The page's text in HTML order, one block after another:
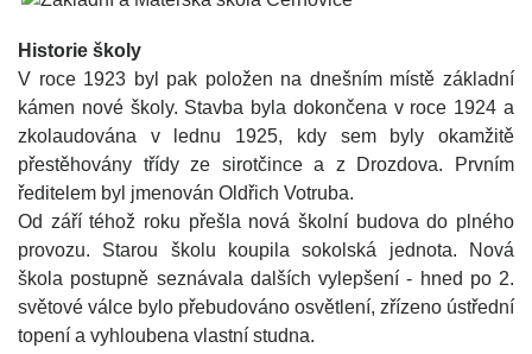
Historie školy
V roce 1923 byl pak položen na dnešním místě základní
kámen nové školy. Stavba byla dokončena v roce 1924 a
zkolaudována v lednu 1925, kdy sem byly okamžitě
přestěhovány třídy ze sirotčince a z Drozdova. Prvním
ředitelem byl jmenován Oldřich Votruba.
Od září téhož roku přešla nová školní budova do plného
provozu. Starou školu koupila sokolská jednota. Nová
škola postupně seznávala dalších vylepšení - hned po 2.
světové válce bylo přebudováno osvětlení, zřízeno ústřední
topení a vyhloubena vlastní studna.